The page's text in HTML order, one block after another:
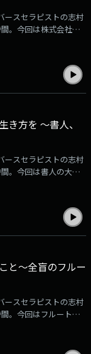
ースセラピストの志村
。今回は株式会社ヘ
き方を ～書人、
ースセラピストの志村
。今回は書人の大山
と～全盲のフルー
ースセラピストの志村
。今回はフルート奏